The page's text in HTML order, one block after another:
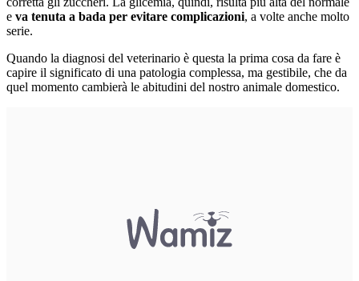
e va tenuta a bada per evitare complicazioni, a volte anche molto
serie.
Quando la diagnosi del veterinario è questa la prima cosa da fare è
capire il significato di una patologia complessa, ma gestibile, che da
quel momento cambierà le abitudini del nostro animale domestico.